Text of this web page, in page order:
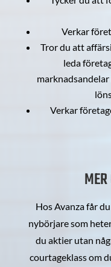
Verkar
Tror du att
leda
Verkar
Hos Avanza får
nybörjare som
du aktier utan
courtageklass om